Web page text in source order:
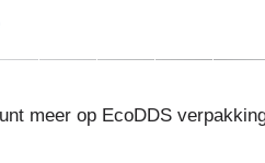
meer op EcoDDS